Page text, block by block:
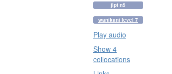
jlpt n5
wanikani level 7
Play audio
Show 4
collocations